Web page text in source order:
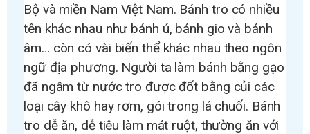
Bộ và miền Nam Việt Nam. Bánh tro có nhiều
tên khác nhau như bánh ú, bánh gio và bánh
âm… còn có vài biến thể khác nhau theo ngôn
ngữ địa phương. Người ta làm bánh bằng gạo
đã ngâm từ nước tro được đốt bằng củi các
loại cây khô hay rơm, gói trong lá chuối. Bánh
tro dễ ăn, dễ tiêu làm mát ruột, thường ăn với